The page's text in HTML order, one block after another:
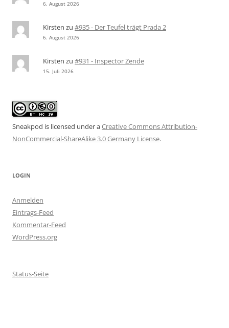
6. August 2026
Kirsten zu #935 - Der Teufel trägt Prada 2
6. August 2026
Kirsten zu #931 - Inspector Zende
15. Juli 2026
Sneakpod is licensed under aCreative Commons Attribution-
NonCommercial-ShareAlike 3.0 Germany License.
LOGIN
Anmelden
Eintrags-Feed
Kommentar-Feed
WordPress.org
Status-Seite